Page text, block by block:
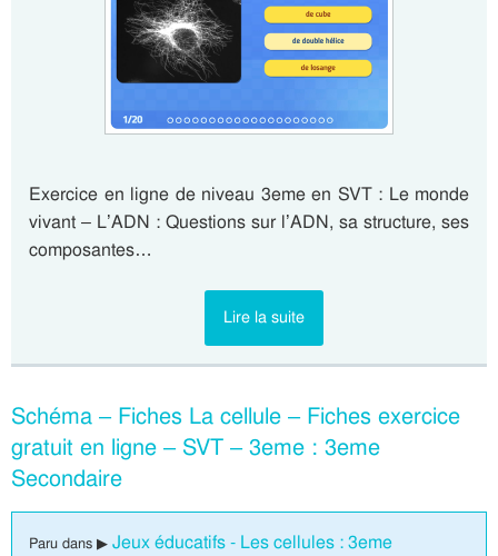
Exercice en ligne de niveau 3eme en SVT : Le monde
vivant – L’ADN : Questions sur l’ADN, sa structure, ses
composantes…
Lire la suite
Schéma – Fiches La cellule – Fiches exercice
gratuit en ligne – SVT – 3eme : 3eme
Secondaire
Paru dans ▶ Jeux éducatifs - Les cellules : 3eme